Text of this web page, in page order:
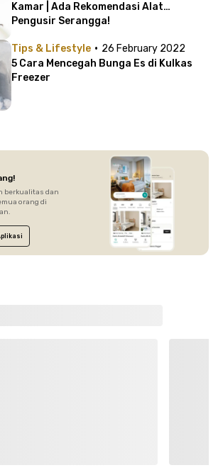
Kamar | Ada Rekomendasi Alat
Pengusir Serangga!
Tips & Lifestyle · 26 February 2022
5 Cara Mencegah Bunga Es di Kulkas
Freezer
berkualitas dan
orang di